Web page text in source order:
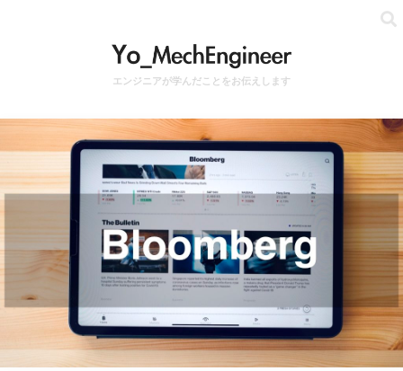
エンジニアが学んだことをお伝えします